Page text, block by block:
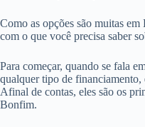
Como as opções são muitas
com o que você precisa saber
Para começar, quando se fala
qualquer tipo de
Afinal de contas, eles são os
Bonfim.